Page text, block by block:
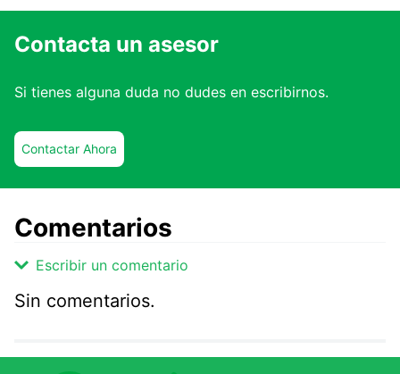
Contacta un asesor
Si tienes alguna duda no dudes en escribirnos.
Contactar Ahora
Comentarios
Escribir un comentario
Sin comentarios.